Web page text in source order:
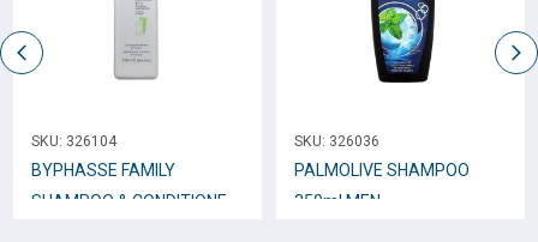
SKU: 326104
BYPHASSE FAMILY
SHAMPOO & CONDITIONER
SKU: 326036
PALMOLIVE SHAMPOO
350ml MEN